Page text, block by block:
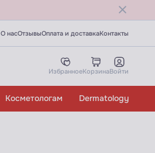
О насОтзывыОплата и доставкаКонтакты
ИзбранноеКорзинаВойти
Косметологам Dermatology